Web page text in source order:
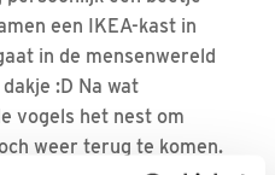
een IKEA-kast in
in de mensenwereld
:D Na wat
vogels het nest om
weer terug te komen.